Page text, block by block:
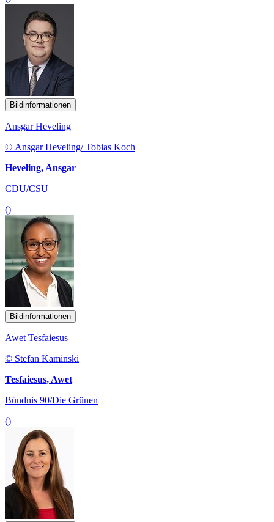
Bildinformationen
Ansgar Heveling
© Ansgar Heveling/ Tobias Koch
Heveling, Ansgar
CDU/CSU
()
Bildinformationen
Awet Tesfaiesus
© Stefan Kaminski
Tesfaiesus, Awet
Bündnis 90/Die Grünen
()